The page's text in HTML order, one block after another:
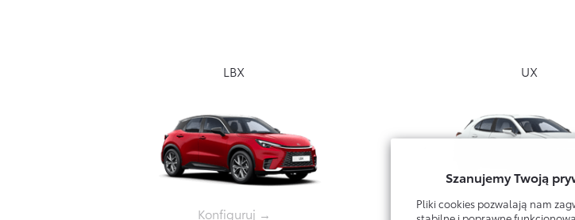
Szanujemy Twoją
Pliki cookies pozwalają nam
LBX
Konfiguruj →
UX
Konfiguruj →